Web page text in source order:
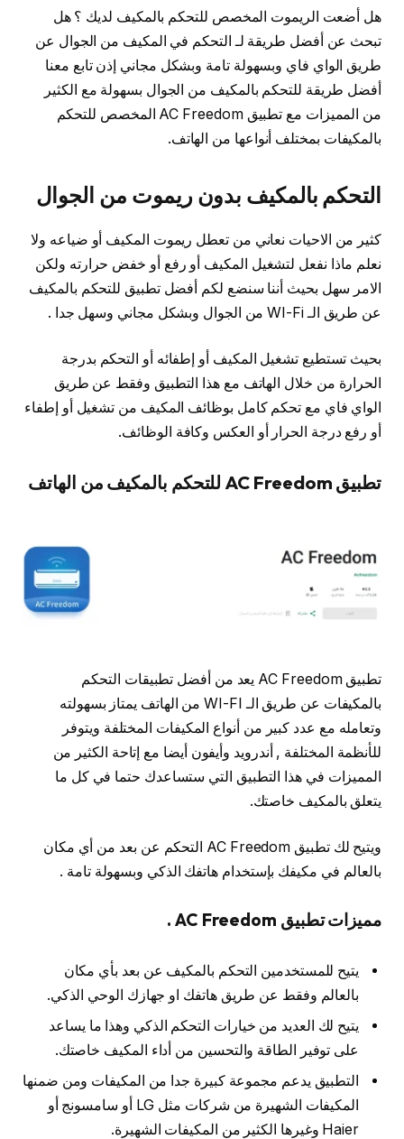
هل أضعت الريموت المخصص للتحكم بالمكيف لديك ؟ هل
تبحث عن أفضل طريقة لـ التحكم في المكيف من الجوال عن
طريق الواي فاي وبسهولة تامة وبشكل مجاني إذن تابع معنا
أفضل طريقة للتحكم بالمكيف من الجوال بسهولة مع الكثير
من المميزات مع تطبيق AC Freedom المخصص للتحكم
بالمكيفات بمختلف أنواعها من الهاتف.
التحكم بالمكيف بدون ريموت من الجوال
كثير من الاحيات نعاني من تعطل ريموت المكيف أو ضياعه ولا
نعلم ماذا نفعل لتشغيل المكيف أو رفع أو خفض حرارته ولكن
الامر سهل بحيث أننا سنضع لكم أفضل تطبيق للتحكم بالمكيف
عن طريق الـ WI-Fi من الجوال وبشكل مجاني وسهل جدا .
بحيث تستطيع تشغيل المكيف أو إطفائه أو التحكم بدرجة
الحرارة من خلال الهاتف مع هذا التطبيق وفقط عن طريق
الواي فاي مع تحكم كامل بوظائف المكيف من تشغيل أو إطفاء
أو رفع درجة الحرار أو العكس وكافة الوظائف.
تطبيق AC Freedom للتحكم بالمكيف من الهاتف
تطبيق AC Freedom يعد من أفضل تطبيقات التحكم
بالمكيفات عن طريق الـ WI-FI من الهاتف يمتاز بسهولته
وتعامله مع عدد كبير من أنواع المكيفات المختلفة ويتوفر
للأنظمة المختلفة , أندرويد وأيفون أيضا مع إتاحة الكثير من
المميزات في هذا التطبيق التي ستساعدك حتما في كل ما
يتعلق بالمكيف خاصتك.
ويتيح لك تطبيق AC Freedom التحكم عن بعد من أي مكان
بالعالم في مكيفك بإستخدام هاتفك الذكي وبسهولة تامة .
مميزات تطبيق AC Freedom .
يتيح للمستخدمين التحكم بالمكيف عن بعد بأي مكان
بالعالم وفقط عن طريق هاتفك او جهازك الوحي الذكي.
يتيح لك العديد من خيارات التحكم الذكي وهذا ما يساعد
على توفير الطاقة والتحسين من أداء المكيف خاصتك.
التطبيق يدعم مجموعة كبيرة جدا من المكيفات ومن ضمنها
المكيفات الشهيرة من شركات مثل LG أو سامسونج أو
Haier وغيرها الكثير من المكيفات الشهيرة.